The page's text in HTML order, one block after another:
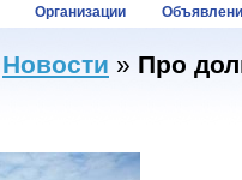
Организации
Новости » Про